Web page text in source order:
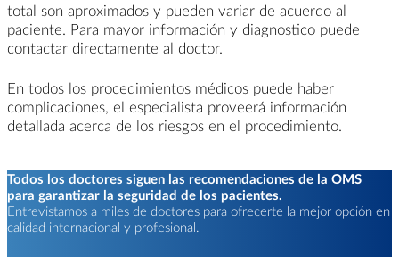
total son aproximados y pueden variar de acuerdo al
paciente. Para mayor información y diagnostico puede
contactar directamente al doctor.
En todos los procedimientos médicos puede haber
complicaciones, el especialista proveerá información
detallada acerca de los riesgos en el procedimiento.
Todos los doctores siguen las recomendaciones de la OMS
para garantizar la seguridad de los pacientes.
Entrevistamos a miles de doctores para ofrecerte la mejor opción en
calidad internacional y profesional.